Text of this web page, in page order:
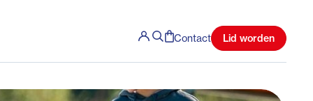
Contact Lid worden